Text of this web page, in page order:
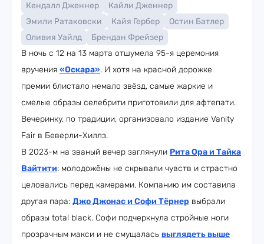
Кендалл Дженнер
Кайли Дженнер
Эмили Ратаковски
Кайя Гербер
Остин Батлер
Оливия Уайлд
Брендан Фрейзер
В ночь с 12 на 13 марта отшумела 95-я церемония
вручения «Оскара». И хотя на красной дорожке
премии блистало немало звёзд, самые жаркие и
смелые образы селебрити приготовили для афтепати.
Вечеринку, по традиции, организовало издание Vanity
Fair в Беверли-Хиллз.
В 2023-м на званый вечер заглянули Рита Ора и Тайка
Вайтити: молодожёны не скрывали чувств и страстно
целовались перед камерами. Компанию им составила
другая пара: Джо Джонас и Софи Тёрнер выбрали
образы total black. Софи подчеркнула стройные ноги
прозрачным макси и не смущалась выглядеть выше